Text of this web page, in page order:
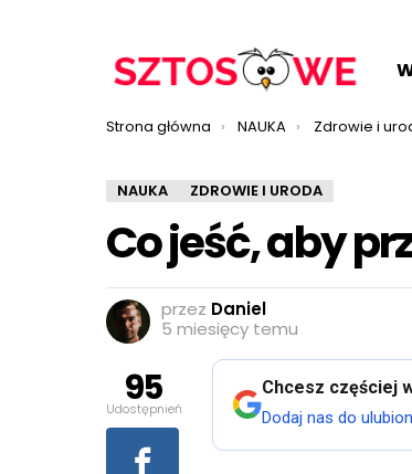
Jesteś tutaj:
Strona główna NAUKA Zdrowie i
NAUKA ZDROWIE I URODA
Co jeść, aby
przez Daniel
5 miesięcy temu
Chcesz częściej
Dodaj nas do
95
Udostępnień